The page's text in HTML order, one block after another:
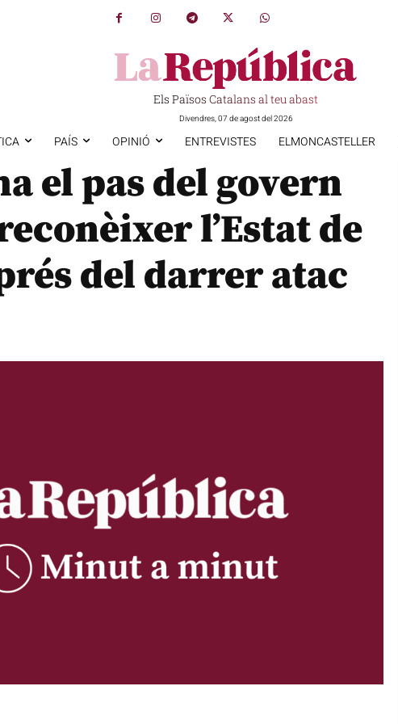
Els Països Catalans al teu abast
Divendres, 07 de agost del 2026
PAÍS OPINIÓ ENTREVISTES ELMONCASTELLER
el pas del govern
l’Estat de
del darrer atac